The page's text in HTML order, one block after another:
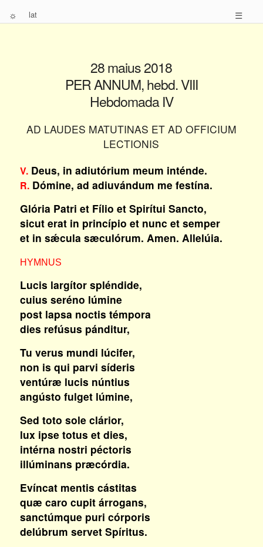
☼ lat ☰
28 maius 2018
PER ANNUM, hebd. VIII
Hebdomada IV
AD LAUDES MATUTINAS ET AD OFFICIUM
LECTIONIS
V.Deus, in adiutórium meum inténde.
R.Dómine, ad adiuvándum me festína.
Glória Patri et Fílio et Spirítui Sancto,
sicut erat in princípio et nunc et semper
et in sǽcula sæculórum. Amen. Allelúia.
HYMNUS
Lucis largítor spléndide,
cuius seréno lúmine
post lapsa noctis témpora
dies refúsus pánditur,
Tu verus mundi lúcifer,
non is qui parvi síderis
ventúræ lucis núntius
angústo fulget lúmine,
Sed toto sole clárior,
lux ipse totus et dies,
intérna nostri péctoris
illúminans præcórdia.
Evíncat mentis cástitas
quæ caro cupit árrogans,
sanctúmque puri córporis
delúbrum servet Spíritus.